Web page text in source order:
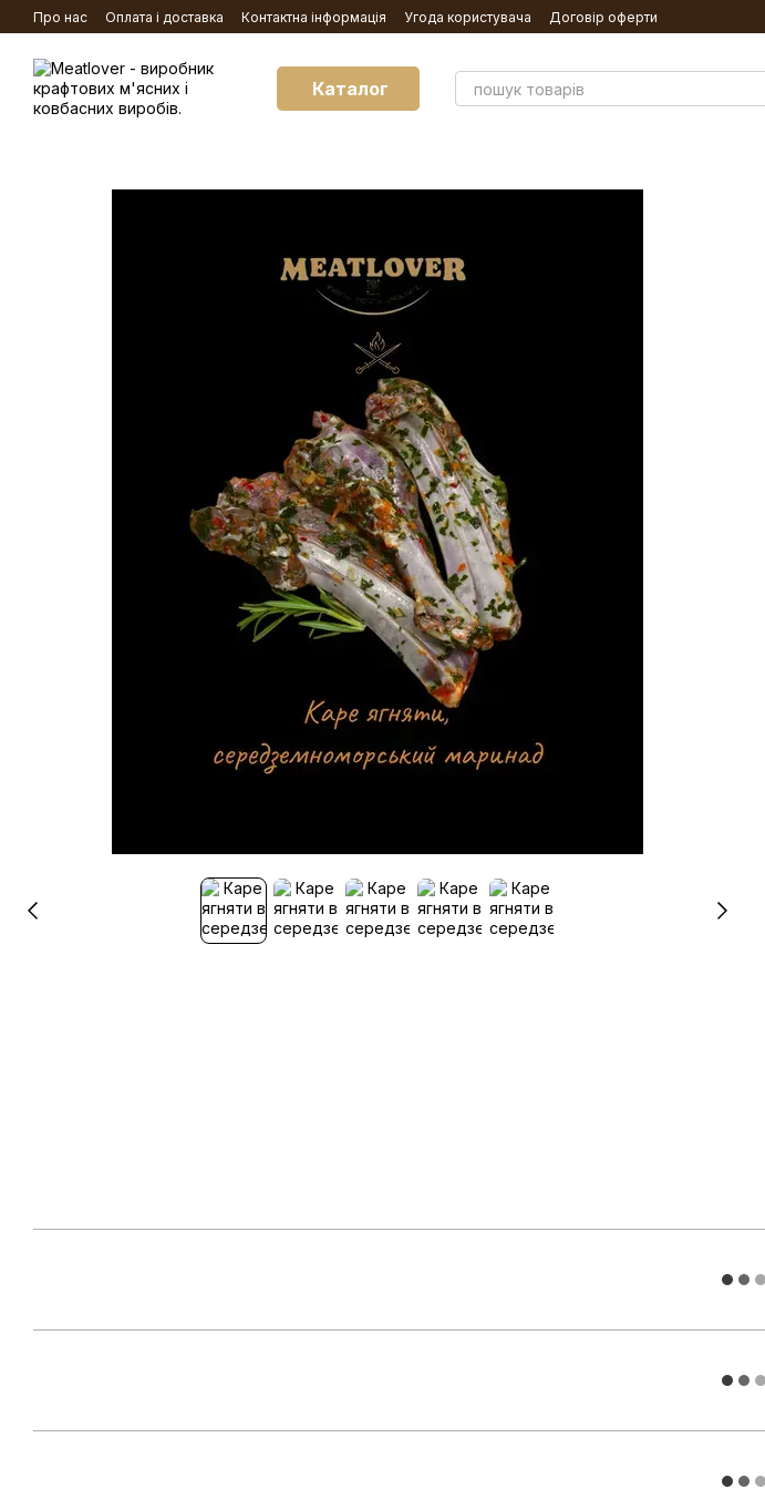
Перейти до основного контенту
Про нас Оплата і доставка Контактна інформація Угода користувача Договір оферти
Каталог